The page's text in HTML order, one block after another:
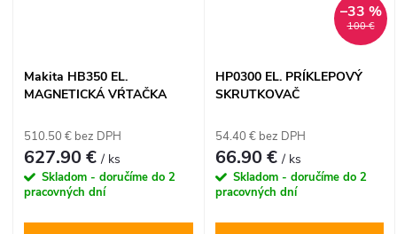
Makita HB350 EL.
MAGNETICKÁ VŔTAČKA
510.50 € bez DPH
627.90 €/ ks
Skladom - doručíme do 2
pracovných dní
100 €
–33 %
HP0300 EL. PRÍKLEPOVÝ
SKRUTKOVAČ
54.40 € bez DPH
66.90 €/ ks
Skladom - doručíme do 2
pracovných dní